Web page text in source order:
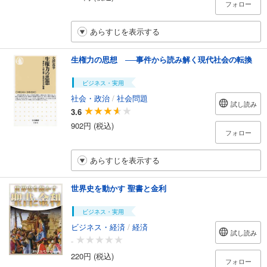
フォロー
あらすじを表示する
生権力の思想 ──事件から読み解く現代社会の転換
ビジネス・実用
社会・政治 / 社会問題
3.6
902円 (税込)
試し読み
フォロー
あらすじを表示する
世界史を動かす 聖書と金利
ビジネス・実用
ビジネス・経済 / 経済
-
220円 (税込)
試し読み
フォロー